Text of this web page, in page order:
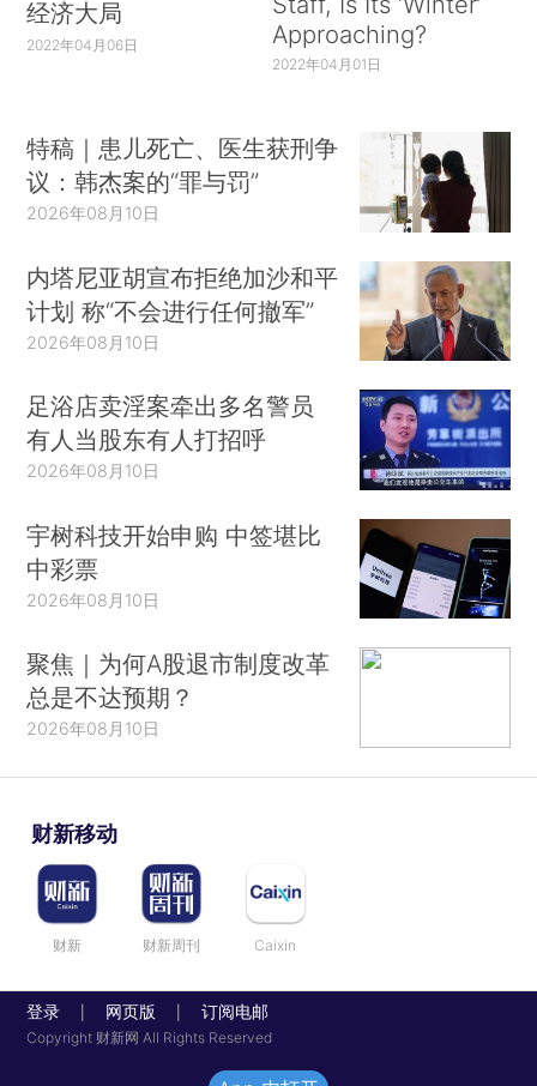
经济大局
2022年04月06日
Approaching?
2022年04月01日
特稿｜患儿死亡、医生获刑争
议：韩杰案的“罪与罚”
2026年08月10日
内塔尼亚胡宣布拒绝加沙和平
计划 称“不会进行任何撤军”
2026年08月10日
足浴店卖淫案牵出多名警员
有人当股东有人打招呼
2026年08月10日
宇树科技开始申购 中签堪比
中彩票
2026年08月10日
聚焦｜为何A股退市制度改革
总是不达预期？
2026年08月10日
财新移动
财新 财新周刊 Caixin
登录 网页版 订阅电邮
Copyright 财新网 All Rights Reserved